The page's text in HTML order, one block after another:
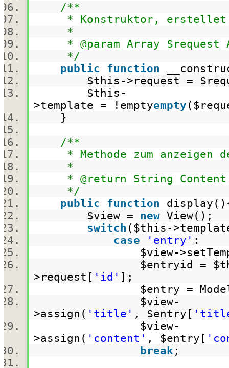
/**
* Konstruktor, erstellet
*
* @param Array $request
*/
public
function
$this ->request =
$this -
>template = ! emptyempty (
}
/**
* Methode zum anzeigen
*
* @return String Content
*/
public
function
$view = new View();
switch ( $this -
case
'entry' :
$view-
$entryid
=
>request[ 'id' ];
$entry =
$view-
>assign( 'title' , $entry [
$view-
>assign( 'content' , $entry [
break ;